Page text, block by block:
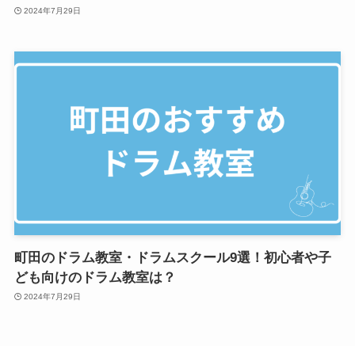
2024年7月29日
町田のドラム教室・ドラムスクール9選！初心者や子
ども向けのドラム教室は？
2024年7月29日